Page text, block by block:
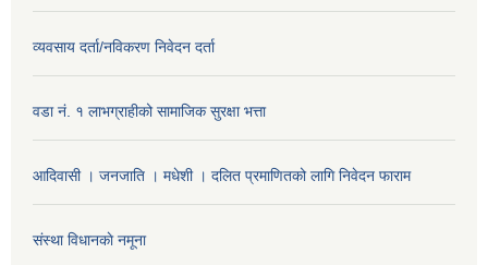
व्यवसाय दर्ता/नविकरण निवेदन दर्ता
वडा नं. १ लाभग्राहीको सामाजिक सुरक्षा भत्ता
आदिवासी । जनजाति । मधेशी । दलित प्रमाणितको लागि निवेदन फाराम
संस्था विधानकाे नमूना